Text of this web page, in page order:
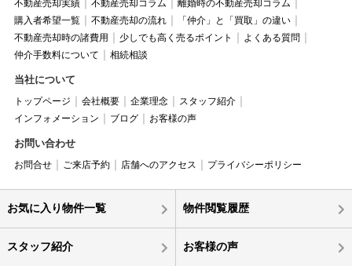
不動産売却実績
不動産売却コラム
離婚時の不動産売却コラム
購入者希望一覧
不動産売却の流れ
「仲介」と「買取」の違い
不動産売却時の諸費用
少しでも高く売るポイント
よくある質問
仲介手数料について
相続相談
当社について
トップページ 会社概要 企業理念
スタッフ紹介
インフォメーション
ブログ お客様の声
お問い合わせ
お問合せ ご来店予約 店舗へのアクセス プライバシーポリシー
お気に入り物件一覧 物件閲覧履歴
スタッフ紹介 お客様の声